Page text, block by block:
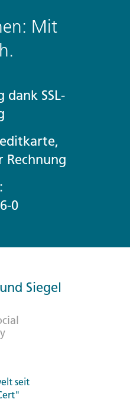
Mit
dank SSL-
Rechnung
0
Siegel
seit